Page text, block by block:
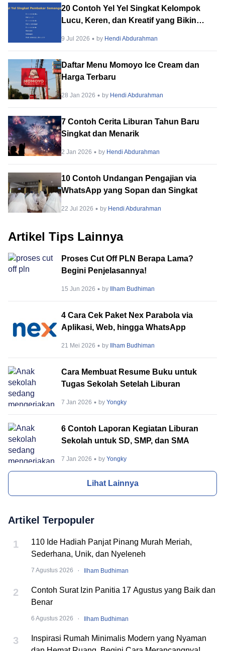
20 Contoh Yel Yel Singkat Kelompok
Lucu, Keren, dan Kreatif yang Bikin
9 Jul 2026 by Hendi Abdurahman
Daftar Menu Momoyo Ice Cream dan
Harga Terbaru
28 Jan 2026 by Hendi Abdurahman
7 Contoh Cerita Liburan Tahun Baru
Singkat dan Menarik
2 Jan 2026 by Hendi Abdurahman
10 Contoh Undangan Pengajian via
WhatsApp yang Sopan dan Singkat
22 Jul 2026 by Hendi Abdurahman
Artikel Tips Lainnya
Proses Cut Off PLN Berapa Lama?
Begini Penjelasannya!
15 Jun 2026 by Ilham Budhiman
4 Cara Cek Paket Nex Parabola via
Aplikasi, Web, hingga WhatsApp
21 Mei 2026 by Ilham Budhiman
Cara Membuat Resume Buku untuk
Tugas Sekolah Setelah Liburan
7 Jan 2026 byYongky
6 Contoh Laporan Kegiatan Liburan
Sekolah untuk SD, SMP, dan SMA
7 Jan 2026 byYongky
Lihat Lainnya
Artikel Terpopuler
1
110 Ide Hadiah Panjat Pinang Murah Meriah,
Sederhana, Unik, dan Nyeleneh
7 Agustus 2026 · Ilham Budhiman
2
Contoh Surat Izin Panitia 17 Agustus yang Baik dan
Benar
6 Agustus 2026 · Ilham Budhiman
3
Inspirasi Rumah Minimalis Modern yang Nyaman